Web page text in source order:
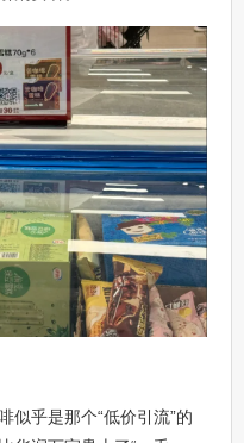
似乎是那个“低价引流”的